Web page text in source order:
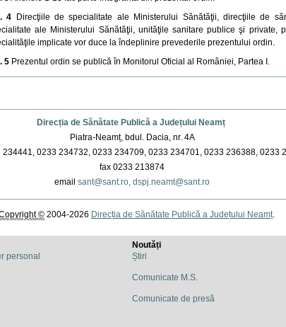
4 Direcţiile de specialitate ale Ministerului Sănătăţii, direcţiile de
ale Ministerului Sănătăţii, unităţile sanitare publice şi
implicate vor duce la îndeplinire prevederile prezentului ordin.
5 Prezentul ordin se publică în Monitorul Oficial al României, Partea I.
Direcția de Sănătate Publică a Județului Neamț
Piatra-Neamț, bdul. Dacia, nr. 4A
0233 234732, 0233 234709, 0233 234701, 0233 236388, 0233
fax 0233 213874
email sant@sant.ro, dspj.neamt@sant.ro
©2004-2026 Direcția de Sănătate Publică a Județului Neamț.
personal
Noutăți
Știri
Comunicate M.S.
Comunicate de presă